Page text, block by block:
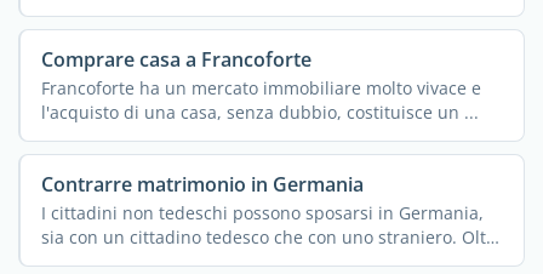
Comprare casa a Francoforte
Francoforte ha un mercato immobiliare molto vivace e
l'acquisto di una casa, senza dubbio, costituisce un ...
Contrarre matrimonio in Germania
I cittadini non tedeschi possono sposarsi in Germania,
sia con un cittadino tedesco che con uno straniero. Oltre
...